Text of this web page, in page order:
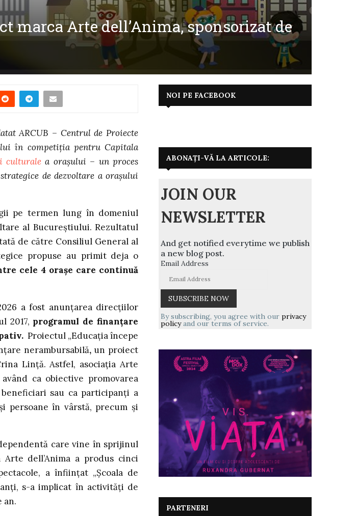
marca Arte dell’Anima, sponsorizat de
ARCUB – Centrul de Proiecte
în competiția pentru Capitala
culturale a orașului – un proces
de dezvoltare a orașului
pe termen lung în domeniul
al Bucureștiului. Rezultatul
de către Consiliul General al
propuse au primit deja o
cele 4 orașe care continuă
a fost anunțarea direcțiilor
2017, programul de finanțare
Proiectul „Educația începe
nerambursabilă, un proiect
Lință. Astfel, asociația Arte
ca obiective promovarea
sau ca participanți a
persoane în vârstă, precum și
care vine în sprijinul
dell’Anima a produs cinci
a înființat „Școala de
s-a implicat în activități de
an.
NOI PE FACEBOOK
ABONAȚI-VĂ LA ARTICOLE:
JOIN OUR
NEWSLETTER
And get notified everytime we publish
a new blog post.
Email Address
By subscribing, you agree with our privacy
policyand our terms of service.
PARTENERI